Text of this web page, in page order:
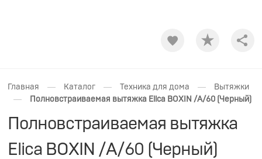
Главная — Каталог — Техника для дома — Вытяжки
— Полновстраиваемая вытяжка Elica BOXIN /A/60 (Черный)
Полновстраиваемая вытяжка
Elica BOXIN /A/60 (Черный)